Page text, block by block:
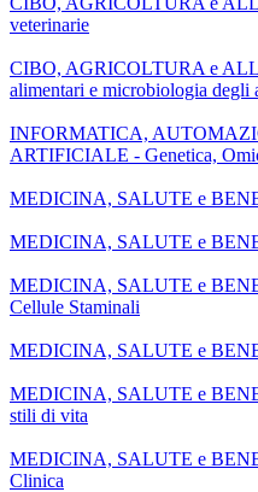
veterinarie
CIBO, AGRICOLTURA e
alimentari e microbiologia degli
INFORMATICA,
ARTIFICIALE - Genetica,
MEDICINA, SALUTE e
MEDICINA, SALUTE e
MEDICINA, SALUTE e
Cellule Staminali
MEDICINA, SALUTE e
MEDICINA, SALUTE e
stili di vita
MEDICINA, SALUTE e
Clinica